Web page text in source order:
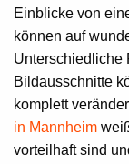
Einblicke von
können auf
Unterschiedliche
Bildausschnitte
komplett
in Mannheim
vorteilhaft sind